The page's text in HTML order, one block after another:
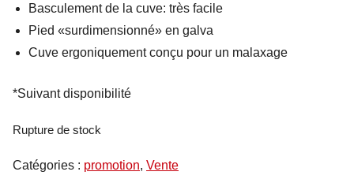
Basculement de la cuve: très facile
Pied «surdimensionné» en galva
Cuve ergoniquement conçu pour un malaxage
*Suivant disponibilité
Rupture de stock
Catégories : promotion, Vente